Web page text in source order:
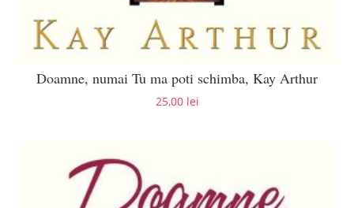
Doamne, numai Tu ma poti schimba, Kay Arthur
25,00 lei